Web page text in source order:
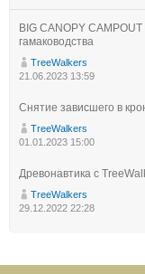
BIG CANOPY
гамаководства
TreeWalkers
21.06.2023 13:59
Снятие зависшего в
TreeWalkers
01.01.2023 15:00
Древонавтика с
TreeWalkers
29.12.2022 22:28